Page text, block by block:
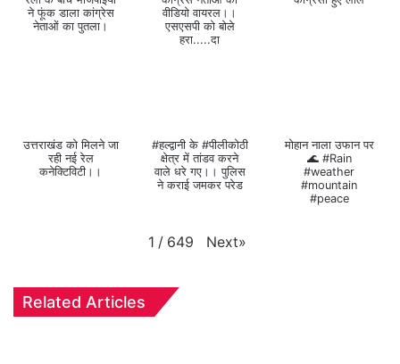
ने फूंक डाला कांग्रेस
नेताओं का पुतला।
वीडियो वायरल।।
एसएसपी को बोले
हरा.....दा
उत्तराखंड को मिलने जा
रही नई रेल
कनेक्टिविटी।।
#हल्द्वानी के #पीलीकोठी
क्षेत्र में तांडव करने
वाले धरे गए।। पुलिस
ने कराई जमकर परेड
मोहान नाला उफान पर
🌊 #Rain
#weather
#mountain
#peace
1 / 649 Next»
Related Articles